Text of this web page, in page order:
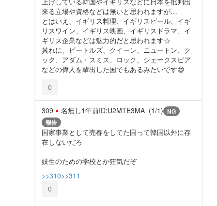
来る立場や資格などは無いと思われますが…
とはいえ、イギリス料理、イギリスビール、イギ
リスワイン、イギリス映画、イギリスドラマ、イ
ギリス企業などは魅力的だと思われます☆
其れに、ビートルズ、クイーン、ニュートン、ク
ック、アダム・スミス、ロック、シェークスピア
などの偉人を輩出した国でもあるみたいです😁
0
309 名無し1年前ID:U2MTE3MA=(1/1) NG
報告
国家事業として売春をしてた国って韓国以外に存
在しないだろ
妓生のための学校とか狂気だぞ
>>310>>311
0